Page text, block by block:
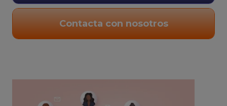
Contacta con nosotros